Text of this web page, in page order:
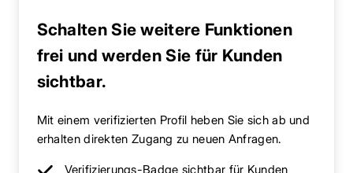
Schalten Sie weitere Funktionen
frei und werden Sie für Kunden
sichtbar.
Mit einem verifizierten Profil heben Sie sich ab und
erhalten direkten Zugang zu neuen Anfragen.
Verifizierungs-Badge sichtbar für Kunden